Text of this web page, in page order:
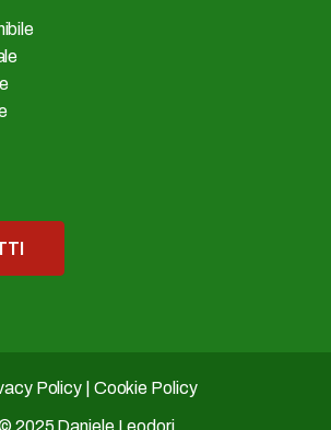
Policy Cookie Policy